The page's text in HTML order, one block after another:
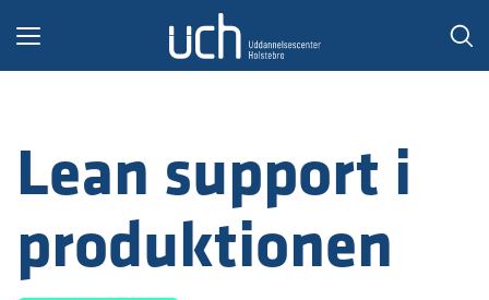
Toggle
Lean support i
produktionen